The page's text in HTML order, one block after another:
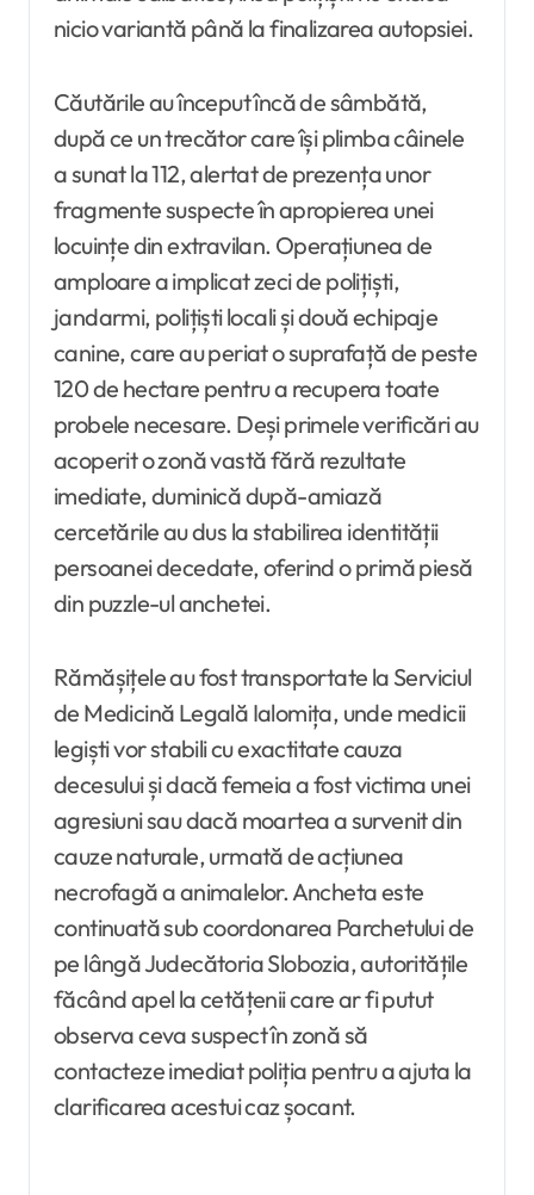
nicio variantă până la finalizarea autopsiei.
Căutările au început încă de sâmbătă,
după ce un trecător care își plimba câinele
a sunat la 112, alertat de prezența unor
fragmente suspecte în apropierea unei
locuințe din extravilan. Operațiunea de
amploare a implicat zeci de polițiști,
jandarmi, polițiști locali și două echipaje
canine, care au periat o suprafață de peste
120 de hectare pentru a recupera toate
probele necesare. Deși primele verificări au
acoperit o zonă vastă fără rezultate
imediate, duminică după-amiază
cercetările au dus la stabilirea identității
persoanei decedate, oferind o primă piesă
din puzzle-ul anchetei.
Rămășițele au fost transportate la Serviciul
de Medicină Legală Ialomița, unde medicii
legiști vor stabili cu exactitate cauza
decesului și dacă femeia a fost victima unei
agresiuni sau dacă moartea a survenit din
cauze naturale, urmată de acțiunea
necrofagă a animalelor. Ancheta este
continuată sub coordonarea Parchetului de
pe lângă Judecătoria Slobozia, autoritățile
făcând apel la cetățenii care ar fi putut
observa ceva suspect în zonă să
contacteze imediat poliția pentru a ajuta la
clarificarea acestui caz șocant.